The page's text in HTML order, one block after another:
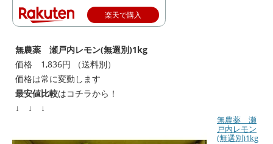
楽天で購入
無農薬 瀬戸内レモン(無選別)1kg
価格 1,836円 （送料別）
価格は常に変動します
最安値比較はコチラから！
↓ ↓ ↓
無農薬 瀬
戸内レモン
(無選別)1kg